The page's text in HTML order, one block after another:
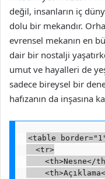
değil, insanların iç
dolu bir mekandır.
evrensel mekanın en
dair bir nostalji
umut ve hayalleri de
sadece bireysel bir
hafızanın da inşasına
<table
  <tr>
<th>Nesne</